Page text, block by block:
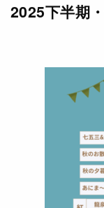
2025下半期